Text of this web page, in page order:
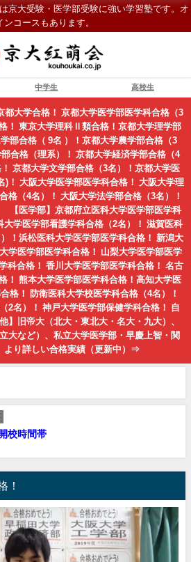
京大受験・医学部受験に強い学習塾です。オ
ンコースもあります。
中学生 高校生
都大学合格！ 京都大学医学部医学科合格（3
！ 東京大学理科Ⅱ類合格！京都大学理学部
部合格（ 9名 ）！京都大学農学部合格（3
合格（理系）！ 京都大学経済学部合格（4
京都大学文学部合格（3名）！京都大学医
)！ 大阪大学医学部医学科合格！ 大阪大学理
格（4名）！ 大阪大学法学部合格（3名）！
【医学部】京都府立医科大学医学部医学科
大学医学部看護学科合格（2名）！ 滋賀医科
！浜松医科大学医学部医学科合格！ 新潟大
学医学部医学科合格！ 山梨大学医学部医学
科合格！ 香川大学医学部医学科合格！ 名古
！ 熊本大学医学部医学科合格！高知大学医
格！ 防衛医科大学校医学科合格（4名）！
2名）！ 神戸大学医学部保健学科合格！ 自
】旧帝大（北大・東北大・名大・九大）、
大など）、私立大学医学部・早慶上智・関
より詳しい合格実績（更新中）⇒
校時間帯
！